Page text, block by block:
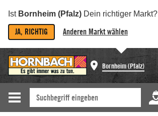
Ist Bornheim (Pfalz) Dein richtiger Markt?
JA, RICHTIG Anderen Markt wählen
Bornheim (Pfalz)